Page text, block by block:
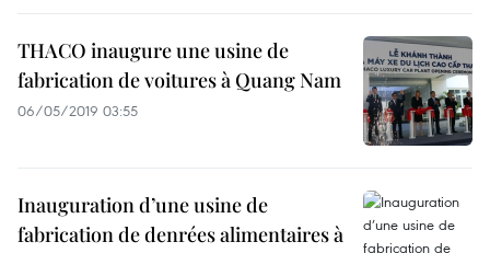
THACO inaugure une usine de
fabrication de voitures à Quang Nam
06/05/2019 03:55
Inauguration d’une usine de
fabrication de denrées alimentaires à